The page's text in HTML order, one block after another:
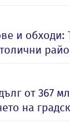
и обходи:
от 367
на